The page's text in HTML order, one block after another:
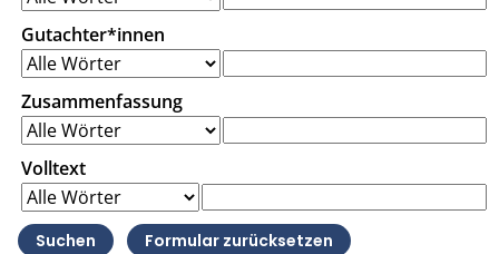
Gutachter*innen
Zusammenfassung
Volltext